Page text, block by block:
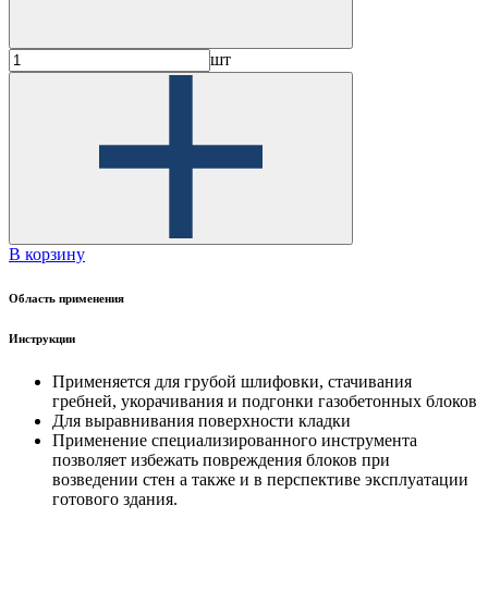
шт
В корзину
Область применения
Инструкции
Применяется для грубой шлифовки, стачивания
гребней, укорачивания и подгонки газобетонных блоков
Для выравнивания поверхности кладки
Применение специализированного инструмента
позволяет избежать повреждения блоков при
возведении стен а также и в перспективе эксплуатации
готового здания.